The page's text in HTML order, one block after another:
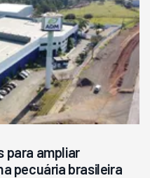
para ampliar
pecuária brasileira